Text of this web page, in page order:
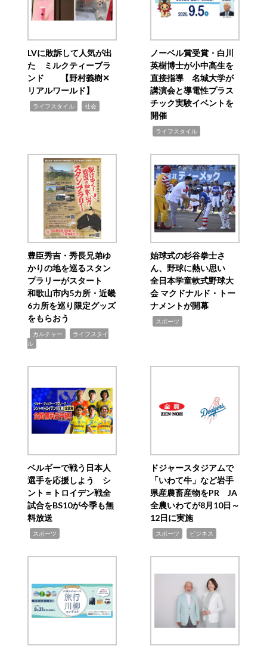
LVに敗訴して人気が出
た ミルクティーブラ
ンド 【野村義樹✕
リアルワールド】
ライフスタイル 社会
ノーベル賞受賞・白川
英樹博士が小中高生を
直接指導 名城大学が
講演会と導電性プラス
チック実験イベントを
開催
ライフスタイル
豊臣秀吉・秀長兄弟ゆ
かりの地を巡るスタン
プラリーがスタート
和歌山市内5カ所・近畿
6カ所を巡り限定グッズ
をもらおう
カルチャー
ライフスタイ
ル
始球式の杉谷拳士さ
ん、野球に熱い思い
全日本学童軟式野球大
会 マクドナルド・トー
ナメントが開幕
スポーツ
ベルギーで戦う日本人
選手を応援しよう シ
ント＝トロイデン戦全
試合をBS10が今季も無
料放送
スポーツ
ドジャースタジアムで
「いわて牛」など岩手
県産農畜産物をPR JA
全農いわてが8月10日～
12日に実施
スポーツ ビジネス